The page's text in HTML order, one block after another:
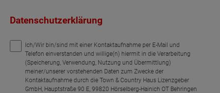
Datenschutzerklärung
Ich/Wir bin/sind mit einer Kontaktaufnahme per E-Mail und
Telefon einverstanden und willige(n) hiermit in die Verarbeitung
(Speicherung, Verwendung, Nutzung und Übermittlung)
meiner/unserer vorstehenden Daten zum Zwecke der
Kontaktaufnahme durch die Town & Country Haus Lizenzgeber
GmbH, Hauptstraße 90 E, 99820 Hörselberg-Hainich OT Behringen